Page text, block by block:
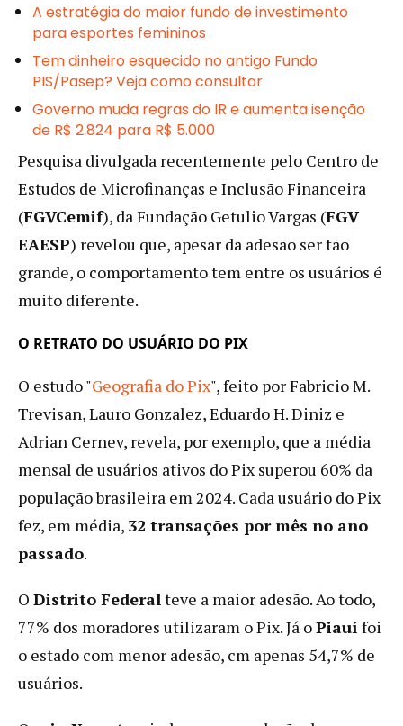
A estratégia do maior fundo de investimento
para esportes femininos
Tem dinheiro esquecido no antigo Fundo
PIS/Pasep? Veja como consultar
Governo muda regras do IR e aumenta isenção
de R$ 2.824 para R$ 5.000
Pesquisa divulgada recentemente pelo Centro de
Estudos de Microfinanças e Inclusão Financeira
(FGVCemif), da Fundação Getulio Vargas (FGV
EAESP) revelou que, apesar da adesão ser tão
grande, o comportamento tem entre os usuários é
muito diferente.
O RETRATO DO USUÁRIO DO PIX
O estudo "Geografia do Pix", feito por Fabricio M.
Trevisan, Lauro Gonzalez, Eduardo H. Diniz e
Adrian Cernev, revela, por exemplo, que a média
mensal de usuários ativos do Pix superou 60% da
população brasileira em 2024. Cada usuário do Pix
fez, em média, 32 transações por mês no ano
passado.
O Distrito Federalteve a maior adesão. Ao todo,
77% dos moradores utilizaram o Pix. Já oPiauí foi
o estado com menor adesão, cm apenas 54,7% de
usuários.